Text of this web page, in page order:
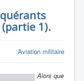
1).
Aviation militaire
Alors que